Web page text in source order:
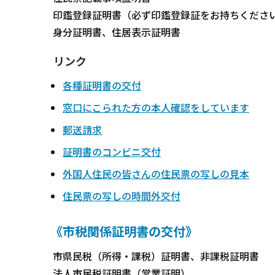
印鑑登録証明書（必ず印鑑登録証をお持ちくださ
身分証明書、住居表示証明書
リンク
各種証明書の交付
窓口にこられた方の本人確認をしています
郵送請求
証明書のコンビニ交付
外国人住民の皆さんの住民票の写しの見本
住民票の写しの時間外交付
《市税関係証明書の交付》
市県民税（所得・課税）証明書、非課税証明書